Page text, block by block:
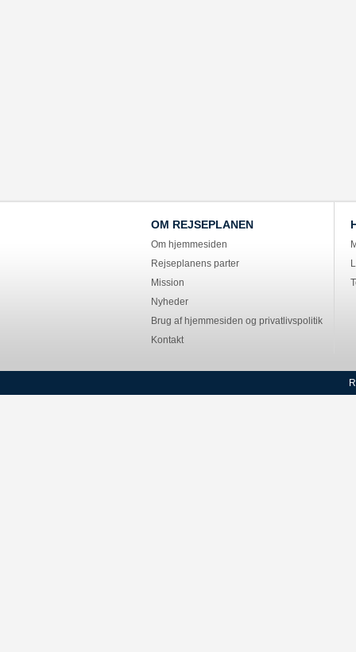
OM REJSEPLANEN
Om hjemmesiden
Rejseplanens parter
Mission
Nyheder
Brug af hjemmesiden og privatlivspolitik
Kontakt